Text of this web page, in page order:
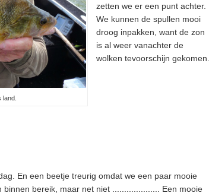
zetten we er een punt achter.
We kunnen de spullen mooi
droog inpakken, want de zon
is al weer vanachter de
wolken tevoorschijn gekomen.
En een beetje treurig omdat we een paar mooie
bereik, maar net niet .................... Een mooie